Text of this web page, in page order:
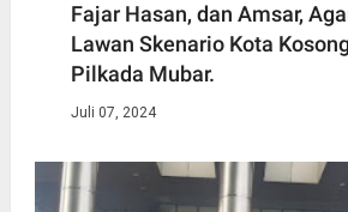
Fajar Hasan, dan Amsar,
Lawan Skenario Kota
Pilkada Mubar.
Juli 07, 2024